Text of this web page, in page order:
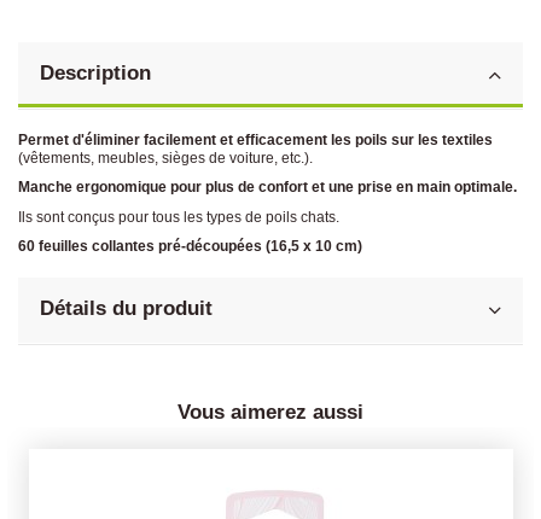
Description
Permet d'éliminer facilement et efficacement les poils sur les textiles
(vêtements, meubles, sièges de voiture, etc.).
Manche ergonomique pour plus de confort et une prise en main optimale.
Ils sont conçus pour tous les types de poils chats.
60 feuilles collantes pré-découpées (16,5 x 10 cm)
Détails du produit
Vous aimerez aussi